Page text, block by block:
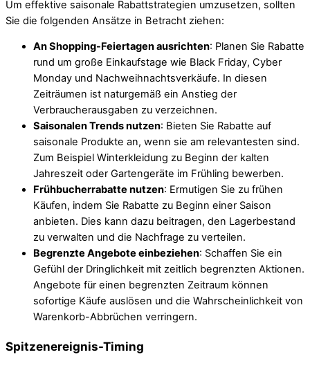
Um effektive saisonale Rabattstrategien umzusetzen, sollten
Sie die folgenden Ansätze in Betracht ziehen:
An Shopping-Feiertagen ausrichten: Planen Sie Rabatte
rund um große Einkaufstage wie Black Friday, Cyber
Monday und Nachweihnachtsverkäufe. In diesen
Zeiträumen ist naturgemäß ein Anstieg der
Verbraucherausgaben zu verzeichnen.
Saisonalen Trends nutzen: Bieten Sie Rabatte auf
saisonale Produkte an, wenn sie am relevantesten sind.
Zum Beispiel Winterkleidung zu Beginn der kalten
Jahreszeit oder Gartengeräte im Frühling bewerben.
Frühbucherrabatte nutzen: Ermutigen Sie zu frühen
Käufen, indem Sie Rabatte zu Beginn einer Saison
anbieten. Dies kann dazu beitragen, den Lagerbestand
zu verwalten und die Nachfrage zu verteilen.
Begrenzte Angebote einbeziehen: Schaffen Sie ein
Gefühl der Dringlichkeit mit zeitlich begrenzten Aktionen.
Angebote für einen begrenzten Zeitraum können
sofortige Käufe auslösen und die Wahrscheinlichkeit von
Warenkorb-Abbrüchen verringern.
Spitzenereignis-Timing